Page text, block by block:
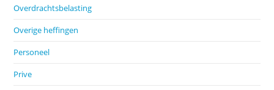
Overdrachtsbelasting
Overige heffingen
Personeel
Prive